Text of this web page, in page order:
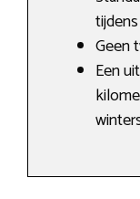
Geen
Een